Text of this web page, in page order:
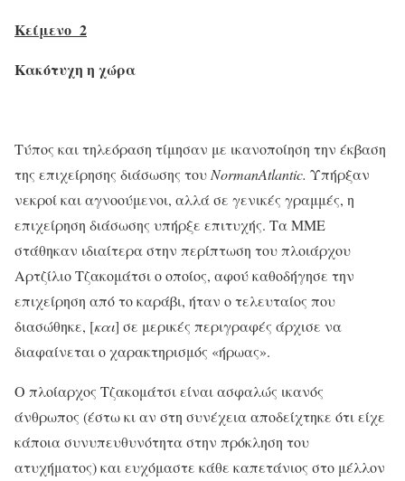
Κείμενο 2
Κακότυχη η χώρα
Τύπος και τηλεόραση τίμησαν με ικανοποίηση την έκβαση
της επιχείρησης διάσωσης του NormanAtlantic. Υπήρξαν
νεκροί και αγνοούμενοι, αλλά σε γενικές γραμμές, η
επιχείρηση διάσωσης υπήρξε επιτυχής. Τα ΜΜΕ
στάθηκαν ιδιαίτερα στην περίπτωση του πλοιάρχου
Αρτζίλιο Τζακομάτσι ο οποίος, αφού καθοδήγησε την
επιχείρηση από το καράβι, ήταν ο τελευταίος που
διασώθηκε, [και] σε μερικές περιγραφές άρχισε να
διαφαίνεται ο χαρακτηρισμός «ήρωας».
Ο πλοίαρχος Τζακομάτσι είναι ασφαλώς ικανός
άνθρωπος (έστω κι αν στη συνέχεια αποδείχτηκε ότι είχε
κάποια συνυπευθυνότητα στην πρόκληση του
ατυχήματος) και ευχόμαστε κάθε καπετάνιος στο μέλλον